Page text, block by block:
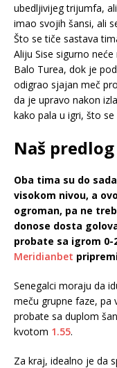
ubedljivijeg trijumfa,
imao svojih šansi, ali
Što se tiče sastava
Aliju Sise sigurno
Balo Turea, dok je
odigrao sjajan meč
da je upravo nakon
kako pala u igri, što
Naš predlog
Oba tima su do
visokom nivou, a
ogroman, pa ne
donose dosta
probate sa igrom
Meridianbet
Senegalci moraju da
meču grupne faze, pa
probate sa duplom
kvotom 1.55.
Za kraj, idealno je da